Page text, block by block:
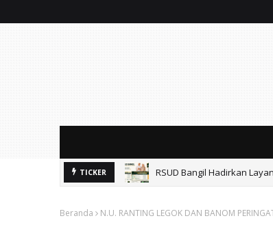
TICKER RSUD Bangil Hadirkan
Beranda N.U. RANTING LEGOK DAN BANOM